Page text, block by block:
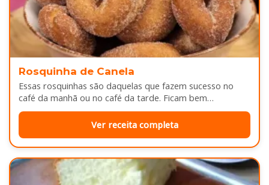
Rosquinha de Canela
Essas rosquinhas são daquelas que fazem sucesso no
café da manhã ou no café da tarde. Ficam bem
douradinhas por…
Ver receita completa